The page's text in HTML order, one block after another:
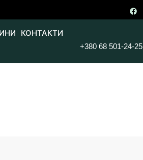
КОНТАКТИ
+380 68 501-24-25